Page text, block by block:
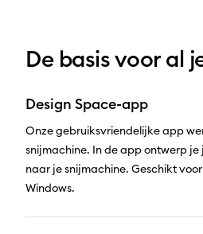
De basis voor al
Design Space-app
Onze gebruiksvriendelijke app
snijmachine. In de app ontwerp
naar je snijmachine. Geschikt
Windows.